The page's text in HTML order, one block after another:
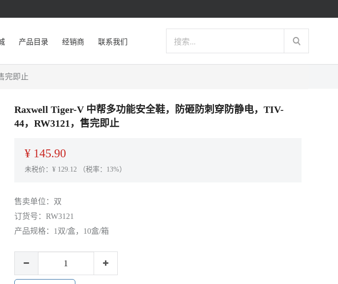
产品目录 经销商 联系我们
完即止
Raxwell Tiger-V 中帮多功能安全鞋，防砸防刺穿防静电，TIV-
44，RW3121，售完即止
¥ 145.90
未税价：¥ 129.12（税率：13%）
售卖单位： 双
订货号： RW3121
产品规格： 1双/盒，10盒/箱